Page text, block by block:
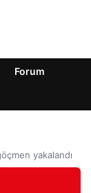
Forum
yakalandı